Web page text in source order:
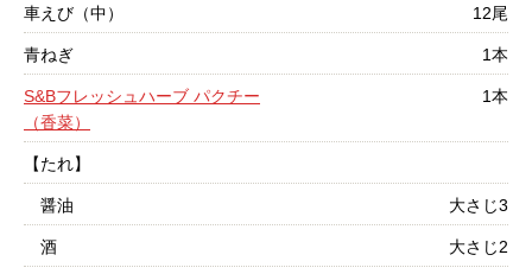
車えび（中） 12尾
青ねぎ 1本
S&Bフレッシュハーブ パクチー
（香菜）
1本
【たれ】
醤油 大さじ3
酒 大さじ2